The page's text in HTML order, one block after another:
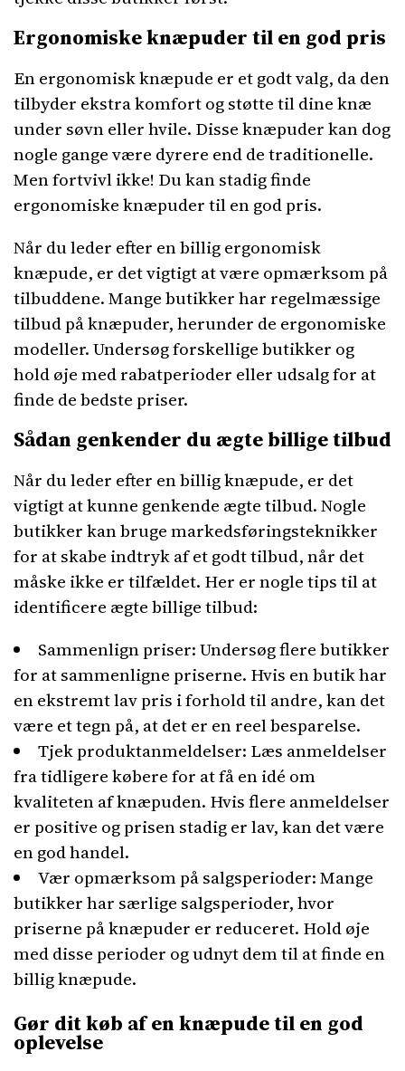
Ergonomiske knæpuder til en god pris
En ergonomisk knæpude er et godt valg, da den
tilbyder ekstra komfort og støtte til dine knæ
under søvn eller hvile. Disse knæpuder kan dog
nogle gange være dyrere end de traditionelle.
Men fortvivl ikke! Du kan stadig finde
ergonomiske knæpuder til en god pris.
Når du leder efter en billig ergonomisk
knæpude, er det vigtigt at være opmærksom på
tilbuddene. Mange butikker har regelmæssige
tilbud på knæpuder, herunder de ergonomiske
modeller. Undersøg forskellige butikker og
hold øje med rabatperioder eller udsalg for at
finde de bedste priser.
Sådan genkender du ægte billige tilbud
Når du leder efter en billig knæpude, er det
vigtigt at kunne genkende ægte tilbud. Nogle
butikker kan bruge markedsføringsteknikker
for at skabe indtryk af et godt tilbud, når det
måske ikke er tilfældet. Her er nogle tips til at
identificere ægte billige tilbud:
Sammenlign priser: Undersøg flere butikker
for at sammenligne priserne. Hvis en butik har
en ekstremt lav pris i forhold til andre, kan det
være et tegn på, at det er en reel besparelse.
Tjek produktanmeldelser: Læs anmeldelser
fra tidligere købere for at få en idé om
kvaliteten af knæpuden. Hvis flere anmeldelser
er positive og prisen stadig er lav, kan det være
en god handel.
Vær opmærksom på salgsperioder: Mange
butikker har særlige salgsperioder, hvor
priserne på knæpuder er reduceret. Hold øje
med disse perioder og udnyt dem til at finde en
billig knæpude.
Gør dit køb af en knæpude til en god
oplevelse